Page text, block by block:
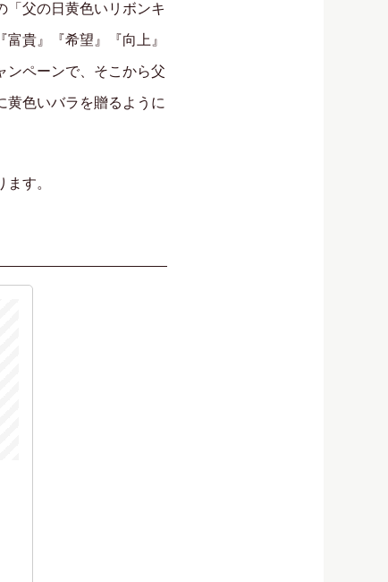
「父の日黄色いリボンキ
貴』『希望』『向上』
ンペーンで、そこから父
黄色いバラを贈るように
す。